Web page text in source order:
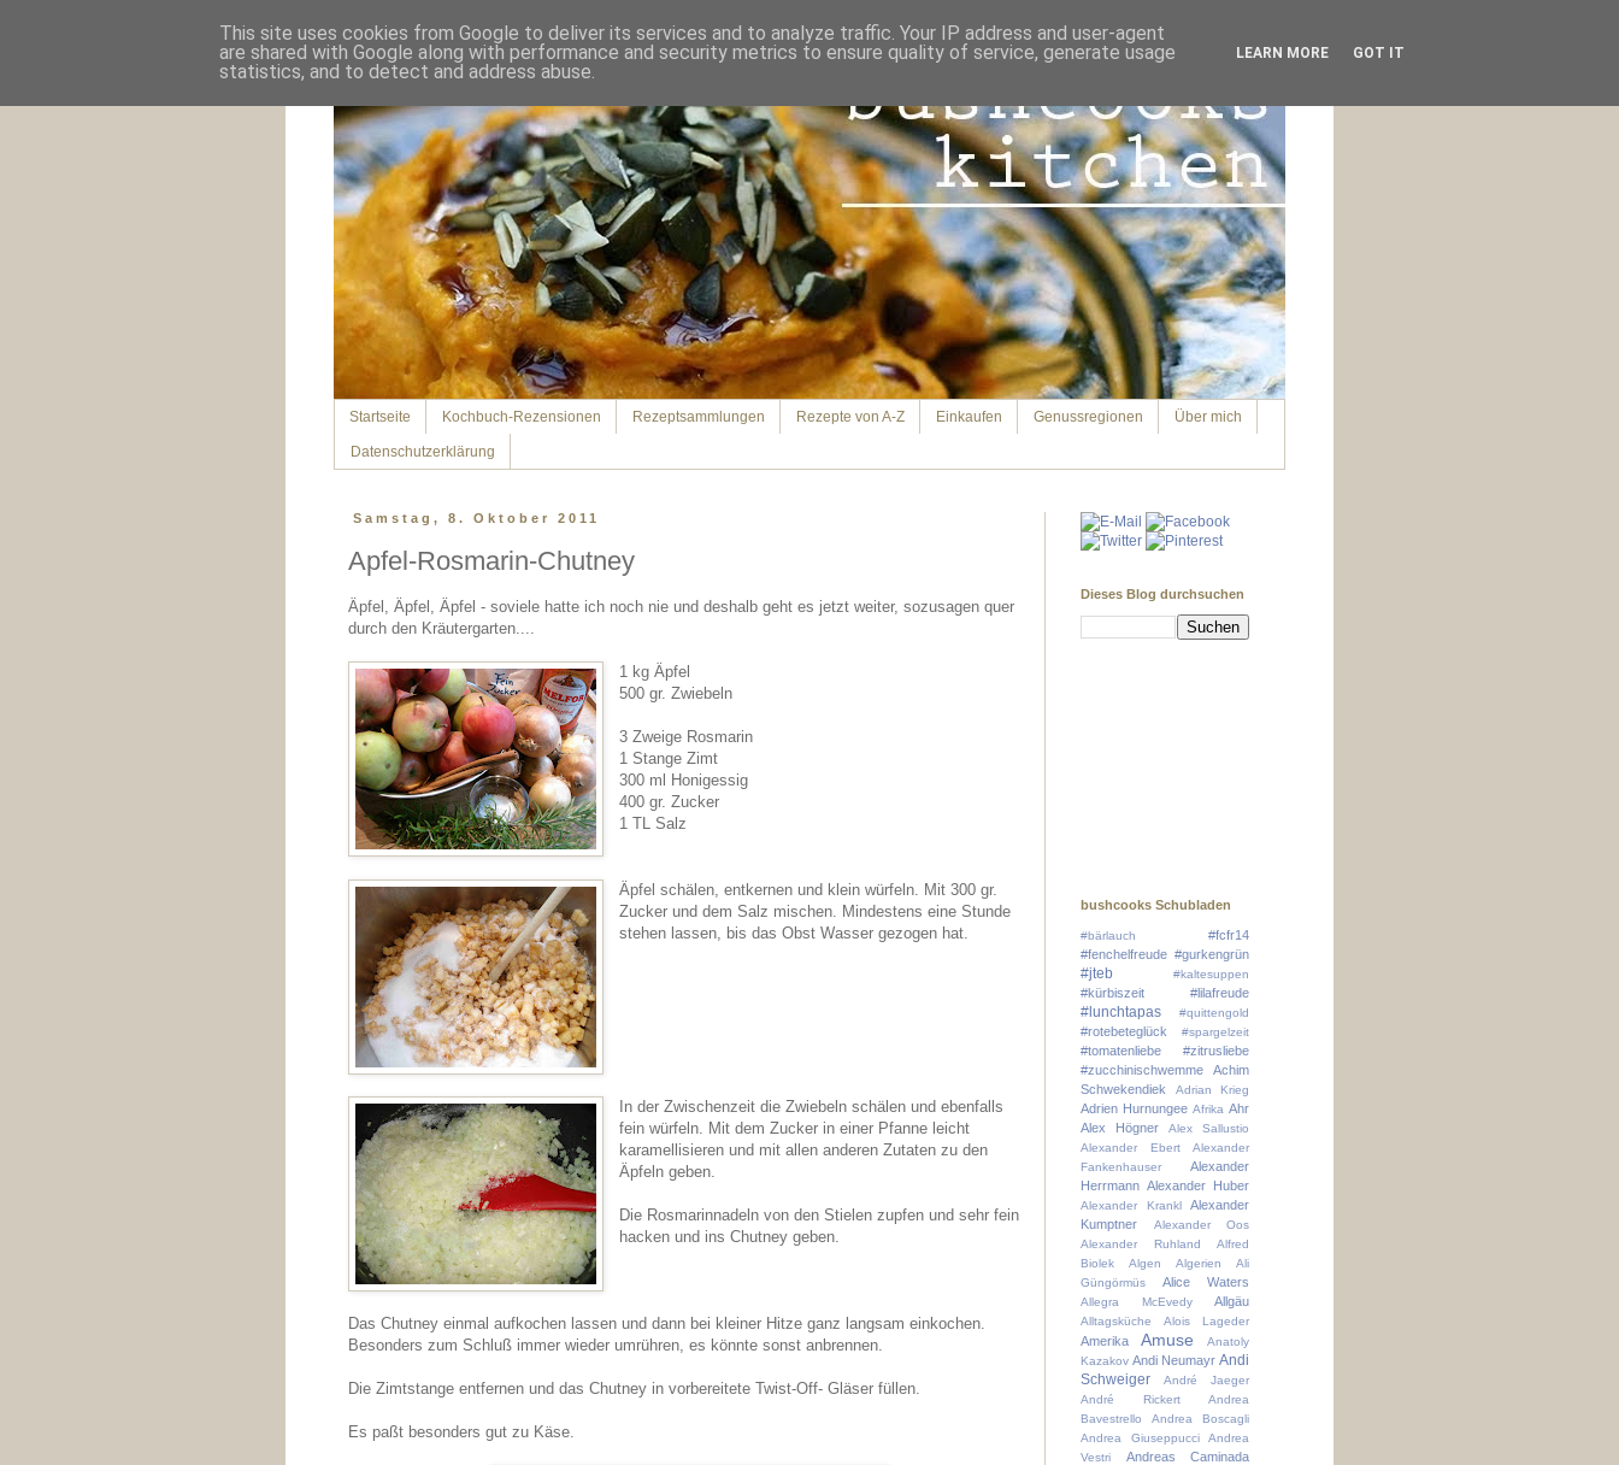
Startseite Kochbuch-Rezensionen Rezeptsammlungen Rezepte von A-Z Einkaufen Genussregionen Über mich
Datenschutzerklärung
Samstag, 8. Oktober 2011
Apfel-Rosmarin-Chutney
Äpfel, Äpfel, Äpfel - soviele hatte ich noch nie und deshalb geht es jetzt weiter, sozusagen quer
durch den Kräutergarten....
1 kg Äpfel
500 gr. Zwiebeln
3 Zweige Rosmarin
1 Stange Zimt
300 ml Honigessig
400 gr. Zucker
1 TL Salz
Äpfel schälen, entkernen und klein würfeln. Mit 300 gr.
Zucker und dem Salz mischen. Mindestens eine Stunde
stehen lassen, bis das Obst Wasser gezogen hat.
In der Zwischenzeit die Zwiebeln schälen und ebenfalls
fein würfeln. Mit dem Zucker in einer Pfanne leicht
karamellisieren und mit allen anderen Zutaten zu den
Äpfeln geben.
Die Rosmarinnadeln von den Stielen zupfen und sehr fein
hacken und ins Chutney geben.
Das Chutney einmal aufkochen lassen und dann bei kleiner Hitze ganz langsam einkochen.
Besonders zum Schluß immer wieder umrühren, es könnte sonst anbrennen.
Die Zimtstange entfernen und das Chutney in vorbereitete Twist-Off- Gläser füllen.
Es paßt besonders gut zu Käse.
Dieses Blog durchsuchen
bushcooks Schubladen
#bärlauch
#fcfr14
#fenchelfreude #gurkengrün
#jteb #kaltesuppen
#kürbiszeit #lilafreude
#lunchtapas #quittengold
#rotebeteglück #spargelzeit
#tomatenliebe
#zitrusliebe
#zucchinischwemme
Achim
Schwekendiek
Adrian Krieg
Adrien Hurnungee Afrika Ahr
Alex Högner
Alex Sallustio
Alexander Ebert
Alexander
Fankenhauser
Alexander
Herrmann Alexander Huber
Alexander Krankl
Alexander
Kumptner
Alexander Oos
Alexander Ruhland
Alfred
Biolek
Algen Algerien
Ali
Güngörmüs
Alice Waters
Allegra McEvedy Allgäu
Alltagsküche Alois Lageder
Amerika Amuse
Anatoly
Kazakov Andi Neumayr Andi
Schweiger
André Jaeger
André Rickert
Andrea
Bavestrello
Andrea Boscagli
Andrea Giuseppucci
Andrea
Vestri
Andreas Caminada
This site uses cookies from Google to deliver its services and to analyze traffic. Your IP address and user-agent
are shared with Google along with performance and security metrics to ensure quality of service, generate usage
statistics, and to detect and address abuse.
LEARN MORE GOT IT